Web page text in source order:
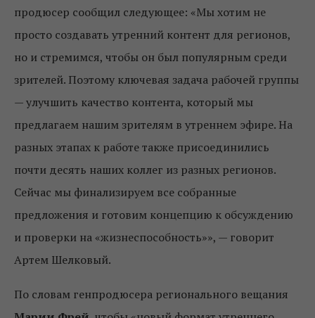
продюсер сообщил следующее: «Мы хотим не
просто создавать утренний контент для регионов,
но и стремимся, чтобы он был популярным среди
зрителей. Поэтому ключевая задача рабочей группы
— улучшить качество контента, который мы
предлагаем нашим зрителям в утреннем эфире. На
разных этапах к работе также присоединились
почти десять наших коллег из разных регионов.
Сейчас мы финализируем все собранные
предложения и готовим концепцию к обсуждению
и проверки на «жизнеспособность»», — говорит
Артем Шелковый.
По словам генпродюсера регионального вещания